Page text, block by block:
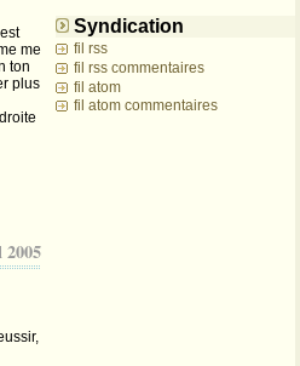
me
ton
plus
Syndication
fil rss
fil rss commentaires
fil atom
fil atom commentaires